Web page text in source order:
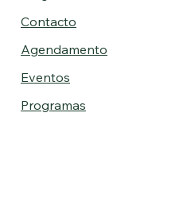
Contacto
Agendamento
Eventos
Programas